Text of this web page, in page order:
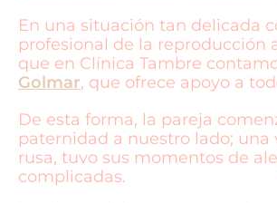
En una situación tan delicada
profesional de la reproducción
que en Clínica Tambre
Golmar, que ofrece apoyo a
De esta forma, la pareja
paternidad a nuestro lado;
rusa, tuvo sus momentos de
complicadas.